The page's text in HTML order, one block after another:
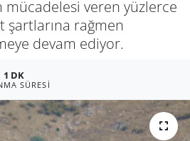
mücadelesi veren yüzlerce
şartlarına rağmen
devam ediyor.
1 DK
SÜRESI